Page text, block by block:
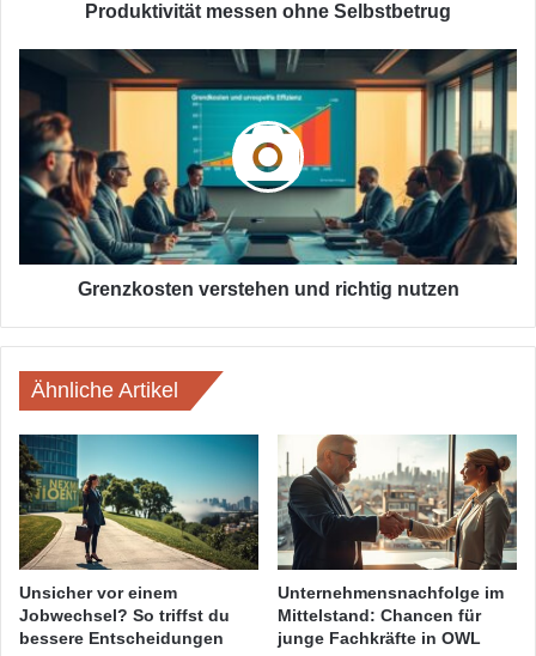
Produktivität messen ohne Selbstbetrug
und
richtig
nutzen
Grenzkosten verstehen und richtig nutzen
Ähnliche Artikel
Unsicher vor einem
Jobwechsel? So triffst du
bessere Entscheidungen
Unternehmensnachfolge im
Mittelstand: Chancen für
junge Fachkräfte in OWL